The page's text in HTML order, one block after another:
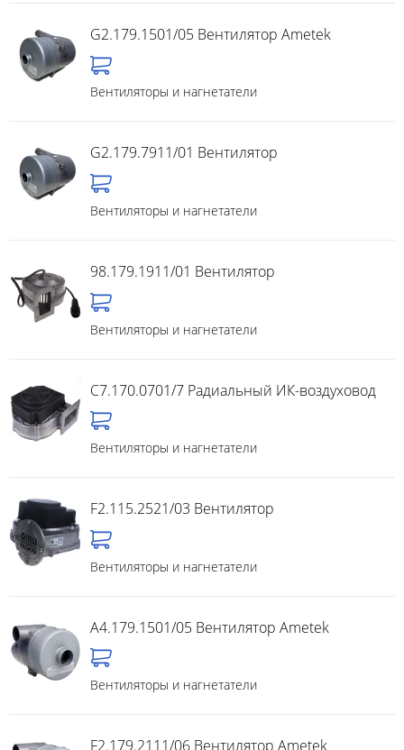
G2.179.1501/05 Вентилятор Ametek
Вентиляторы и нагнетатели
G2.179.7911/01 Вентилятор
Вентиляторы и нагнетатели
98.179.1911/01 Вентилятор
Вентиляторы и нагнетатели
C7.170.0701/7 Радиальный ИК-воздуховод
Вентиляторы и нагнетатели
F2.115.2521/03 Вентилятор
Вентиляторы и нагнетатели
A4.179.1501/05 Вентилятор Ametek
Вентиляторы и нагнетатели
F2.179.2111/06 Вентилятор Ametek